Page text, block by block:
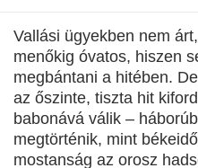
Vallási ügyekben nem
menőkig óvatos, hiszen
megbántani a hitében.
az őszinte, tiszta hit
babonává válik –
megtörténik, mint
mostanság az orosz